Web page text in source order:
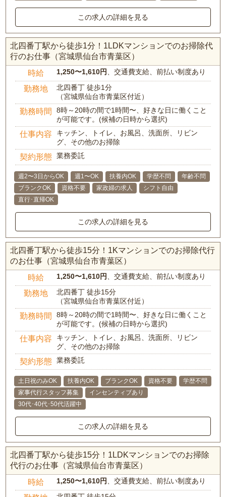
この求人の詳細を見る
北四番丁駅から徒歩1分！1LDKマンションでのお掃除代
行のお仕事（宮城県仙台市青葉区）
時給 1,250〜1,610円 、交通費支給、前払い制度あり
勤務地
北四番丁 徒歩1分
（宮城県仙台市青葉区付近）
勤務時間
8時～20時の間で1時間〜、好きな日に働くこと
が可能です。(候補の日時から選択)
仕事内容
キッチン、トイレ、お風呂、洗面所、リビン
グ、その他のお掃除
契約形態 業務委託
週2〜3日からOK 週1〜OK 扶養内OK 学歴不問
年齢不問
ブランクOK
資格不要 家政婦の求人
シフト自由
直行･直帰OK
この求人の詳細を見る
北四番丁駅から徒歩15分！1Kマンションでのお掃除代行
のお仕事（宮城県仙台市青葉区）
時給 1,250〜1,610円 、交通費支給、前払い制度あり
勤務地
北四番丁 徒歩15分
（宮城県仙台市青葉区付近）
勤務時間
8時～20時の間で1時間〜、好きな日に働くこと
が可能です。(候補の日時から選択)
仕事内容
キッチン、トイレ、お風呂、洗面所、リビン
グ、その他のお掃除
契約形態 業務委託
土日祝のみOK 扶養内OK ブランクOK 資格不要
学歴不問
家事代行スタッフ募集
インセンティブあり
30代･40代･50代活躍中
この求人の詳細を見る
北四番丁駅から徒歩15分！1LDKマンションでのお掃除
代行のお仕事（宮城県仙台市青葉区）
時給 1,250〜1,610円 、交通費支給、前払い制度あり